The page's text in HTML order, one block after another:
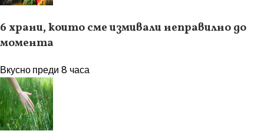
6 храни, които сме измивали неправилно до
момента
Вкуснопреди 8 часа